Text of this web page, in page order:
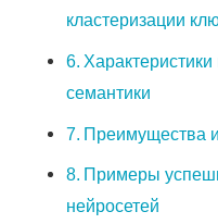
кластеризации
семантики
Преимущества
Примеры
нейросетей